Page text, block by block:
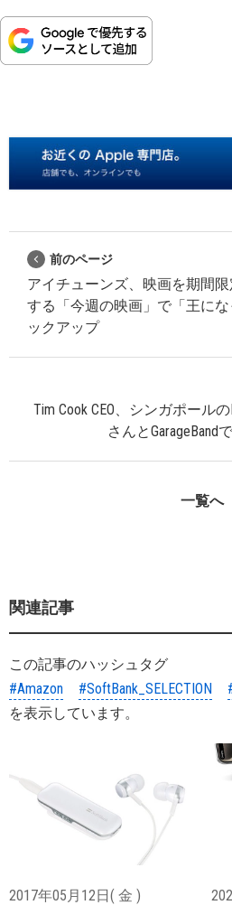
前のページ
アイチューンズ、映画を期間
する「今週の映画」で「王に
ックアップ
Tim Cook CEO、シンガポール
さんとGarageBand
一覧へ
関連記事
この記事のハッシュタグ
#Amazon
#SoftBank_SELECTION
を表示しています。
2017年05月12日( 金 )